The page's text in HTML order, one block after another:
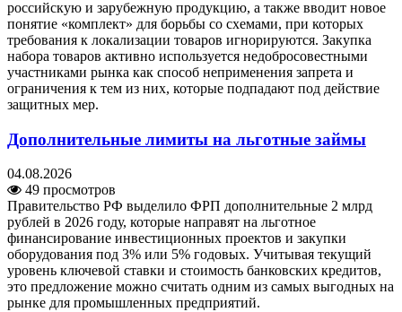
российскую и зарубежную продукцию, а также вводит новое
понятие «комплект» для борьбы со схемами, при которых
требования к локализации товаров игнорируются. Закупка
набора товаров активно используется недобросовестными
участниками рынка как способ неприменения запрета и
ограничения к тем из них, которые подпадают под действие
защитных мер.
Дополнительные лимиты на льготные займы
04.08.2026
49 просмотров
Правительство РФ выделило ФРП дополнительные 2 млрд
рублей в 2026 году, которые направят на льготное
финансирование инвестиционных проектов и закупки
оборудования под 3% или 5% годовых. Учитывая текущий
уровень ключевой ставки и стоимость банковских кредитов,
это предложение можно считать одним из самых выгодных на
рынке для промышленных предприятий.